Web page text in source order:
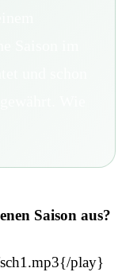
Saison aus?
play}